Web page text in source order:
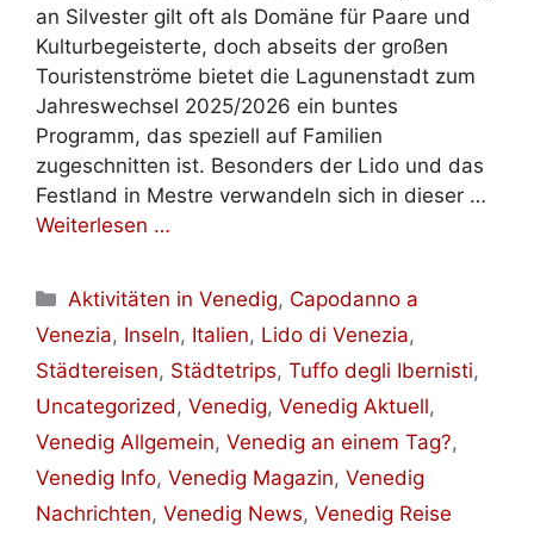
an Silvester gilt oft als Domäne für Paare und
Kulturbegeisterte, doch abseits der großen
Touristenströme bietet die Lagunenstadt zum
Jahreswechsel 2025/2026 ein buntes
Programm, das speziell auf Familien
zugeschnitten ist. Besonders der Lido und das
Festland in Mestre verwandeln sich in dieser …
Weiterlesen …
Kategorien
Aktivitäten in Venedig, Capodanno a
Venezia, Inseln, Italien, Lido di Venezia,
Städtereisen, Städtetrips, Tuffo degli Ibernisti,
Uncategorized , Venedig, Venedig Aktuell,
Venedig Allgemein, Venedig an einem Tag?,
Venedig Info, Venedig Magazin, Venedig
Nachrichten, Venedig News, Venedig Reise